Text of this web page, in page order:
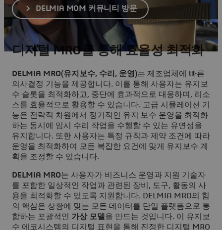
DELMIA MOM 커뮤니티 방문
디지털 MRO를 통해 효율성 최적화
DELMIA MRO(유지보수, 수리, 운영)는 제조업체에 빠른
의사결정 기능을 제공합니다. 이를 통해 사용자는 유지보
수 슬롯을 최적화하고, 중단에 효과적으로 대응하며, 리소
스를 효율적으로 활용할 수 있습니다. 고급 시뮬레이션 기
능은 전략적 차원에서 정기적인 유지 보수 운영을 최적화
하는 동시에 임시 수리 작업을 수행할 수 있는 유연성을
유지합니다. 또한 사용자는 특정 규칙과 제약 조건에 따라
운영을 최적화하여 모든 복잡한 요건에 맞게 유지보수 계
획을 조정할 수 있습니다.
DELMIA MRO는 사용자가 비즈니스 운영과 지원 기술자
를 포함한 일상적인 작업과 관련된 장비, 도구, 활동의 사
용을 최적화할 수 있도록 지원합니다. DELMIA MRO의 힘
의 핵심은 상황에 맞는 모든 데이터를 단일 플랫폼으로 통
합하는 포괄적인 가상 모델 을 만드는 것입니다. 이 유지보
수 에코시스템의 디지털 표현을 통해 진정한 디지털 MRO